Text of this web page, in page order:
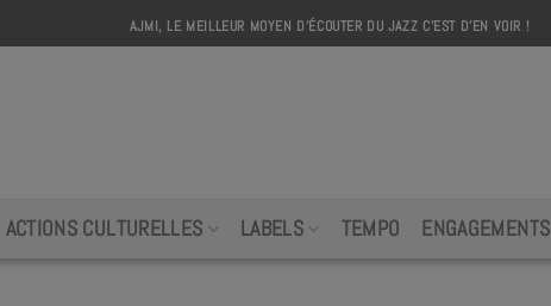
AJMI, LE MEILLEUR MOYEN D'ÉCOUTER DU JAZZ C'EST D'EN VOIR !
ACTIONS CULTURELLES LABELS TEMPO ENGAGEMENTS